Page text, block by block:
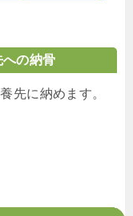
の納骨
先に納めます。